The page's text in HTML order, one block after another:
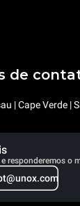
de
| Cape Verde |
responderemos o